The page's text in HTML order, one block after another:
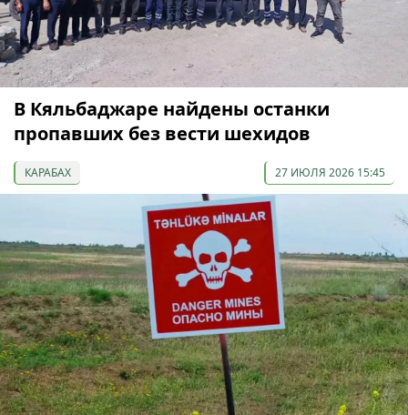
В Кяльбаджаре найдены останки
пропавших без вести шехидов
КАРАБАХ 27 ИЮЛЯ 2026 15:45